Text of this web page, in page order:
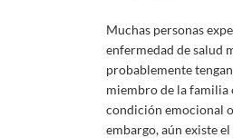
Muchas personas
enfermedad de salud
probablemente
miembro de la familia
condición emocional
embargo, aún existe